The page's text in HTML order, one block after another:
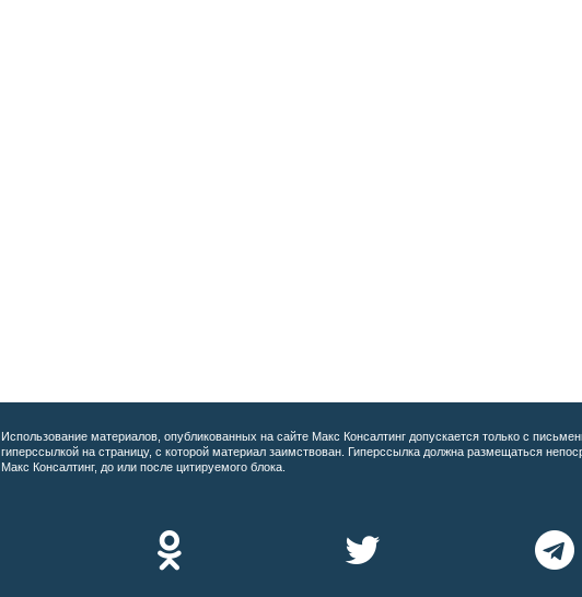
Использование материалов, опубликованных на сайте Макс Консалтинг допускается только с
гиперссылкой на страницу, с которой материал заимствован. Гиперссылка должна размещаться
Макс Консалтинг, до или после цитируемого блока.